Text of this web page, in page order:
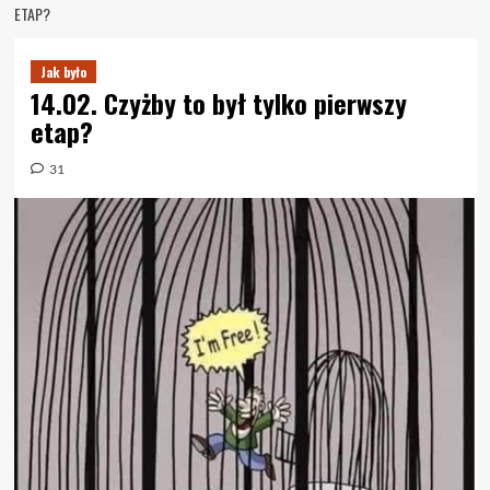
ETAP?
Jak było
14.02. Czyżby to był tylko pierwszy
etap?
31